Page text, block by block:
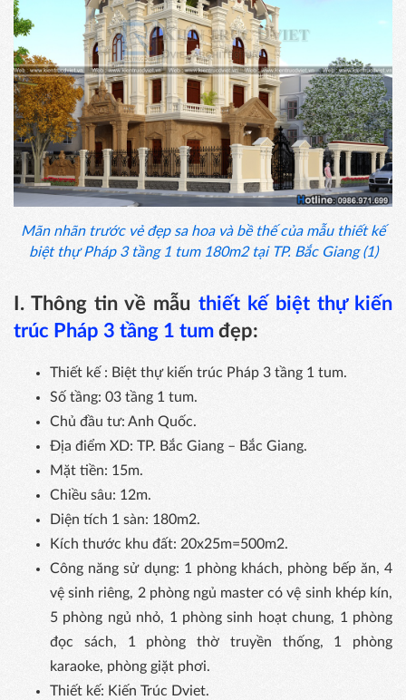
Mãn nhãn trước vẻ đẹp sa hoa và bề thế của mẫu thiết kế
biệt thự Pháp 3 tầng 1 tum 180m2 tại TP. Bắc Giang (1)
I. Thông tin về mẫu thiết kế biệt thự kiến
trúc Pháp 3 tầng 1 tum đẹp:
Thiết kế : Biệt thự kiến trúc Pháp 3 tầng 1 tum.
Số tầng: 03 tầng 1 tum.
Chủ đầu tư: Anh Quốc.
Địa điểm XD: TP. Bắc Giang – Bắc Giang.
Mặt tiền: 15m.
Chiều sâu: 12m.
Diện tích 1 sàn: 180m2.
Kích thước khu đất: 20x25m=500m2.
Công năng sử dụng: 1 phòng khách, phòng bếp ăn, 4
vệ sinh riêng, 2 phòng ngủ master có vệ sinh khép kín,
5 phòng ngủ nhỏ, 1 phòng sinh hoạt chung, 1 phòng
đọc sách, 1 phòng thờ truyền thống, 1 phòng
karaoke, phòng giặt phơi.
Thiết kế: Kiến Trúc Dviet.